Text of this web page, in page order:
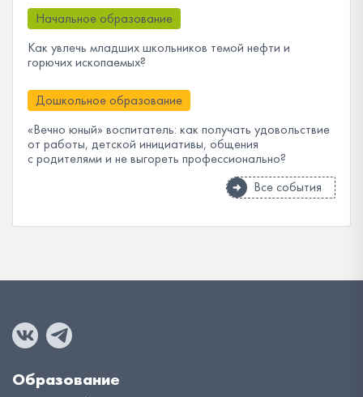
Начальное образование
Как увлечь младших школьников темой нефти и
горючих ископаемых?
Дошкольное образование
«Вечно юный» воспитатель: как получать удовольствие
от работы, детской инициативы, общения
с родителями и не выгореть профессионально?
Все события
Образование